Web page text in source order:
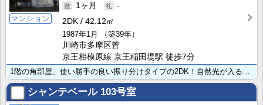
マンション
1ヶ月
-
2DK
42.12㎡
1987年1月
（築39年）
川崎市多摩区菅
京王相模原線 京王稲田堤駅 徒歩7分
1階の角部屋、使い勝手の良い振り分けタイプの2DK！自然光が入る窓のあるキッチン、バス・トイレ独立タ･･･
シャンテベール 103号室